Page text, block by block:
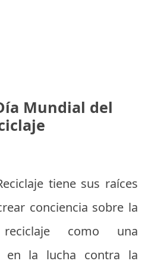
Mundial del
tiene sus raíces
conciencia sobre la
como una
en la lucha contra la